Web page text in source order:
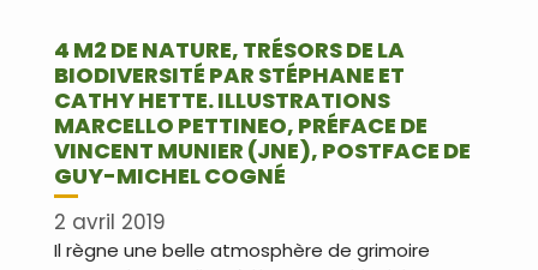
4 M2 DE NATURE, TRÉSORS DE LA
BIODIVERSITÉ PAR STÉPHANE ET
CATHY HETTE. ILLUSTRATIONS
MARCELLO PETTINEO, PRÉFACE DE
VINCENT MUNIER (JNE), POSTFACE DE
GUY-MICHEL COGNÉ
2 avril 2019
Il règne une belle atmosphère de grimoire